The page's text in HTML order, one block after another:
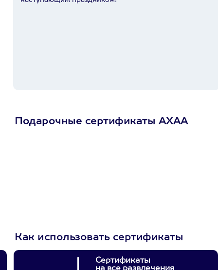
Подарочные сертификаты АХАА
Как использовать сертификаты
Сертификаты